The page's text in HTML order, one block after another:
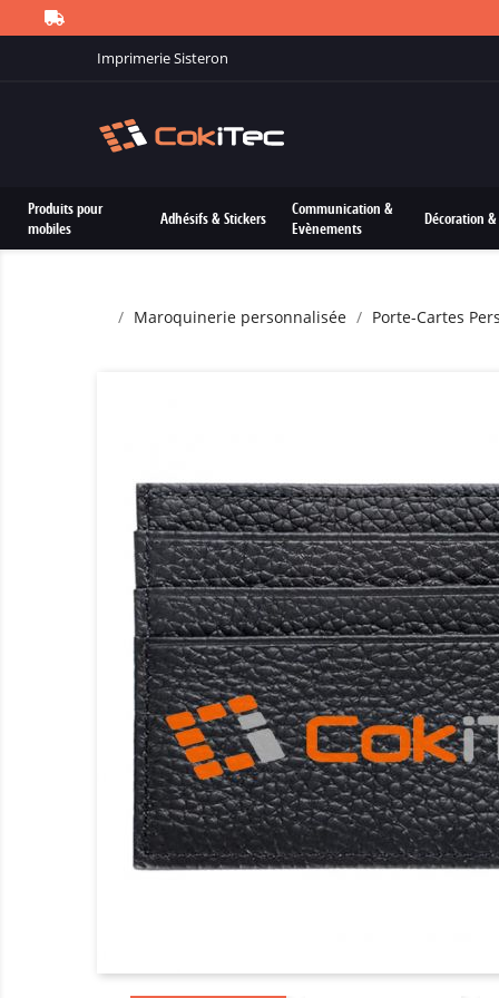
Imprimerie Sisteron
Produits pour
mobiles
Adhésifs & Stickers
Communication &
Evènements
Décoration
Maroquinerie personnalisée Porte-Cartes